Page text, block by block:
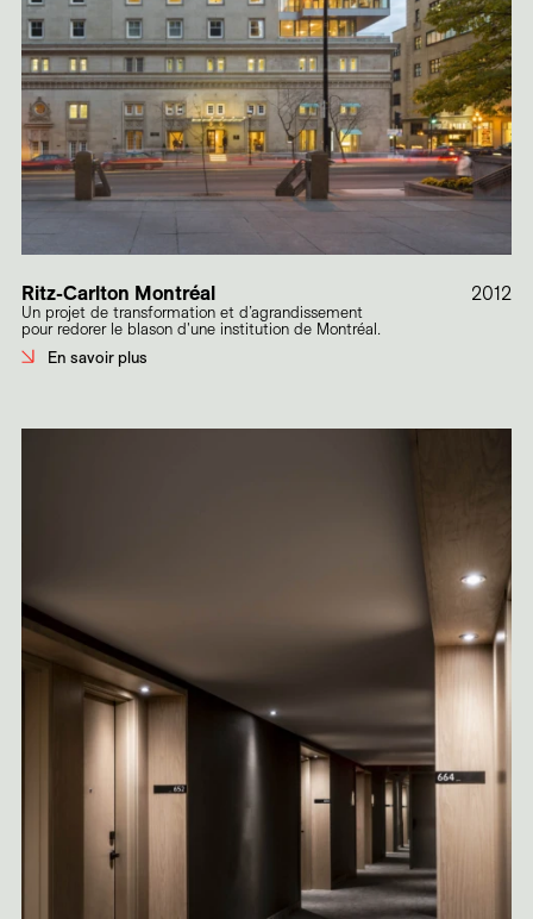
Ritz-Carlton Montréal
Un projet de transformation et d’agrandissement
pour redorer le blason d'une institution de Montréal.
En savoir plus
2012